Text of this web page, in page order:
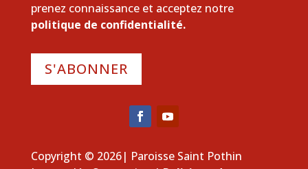
prenez connaissance et acceptez notre
politique de confidentialité.
S'ABONNER
Copyright © 2026| Paroisse Saint Pothin